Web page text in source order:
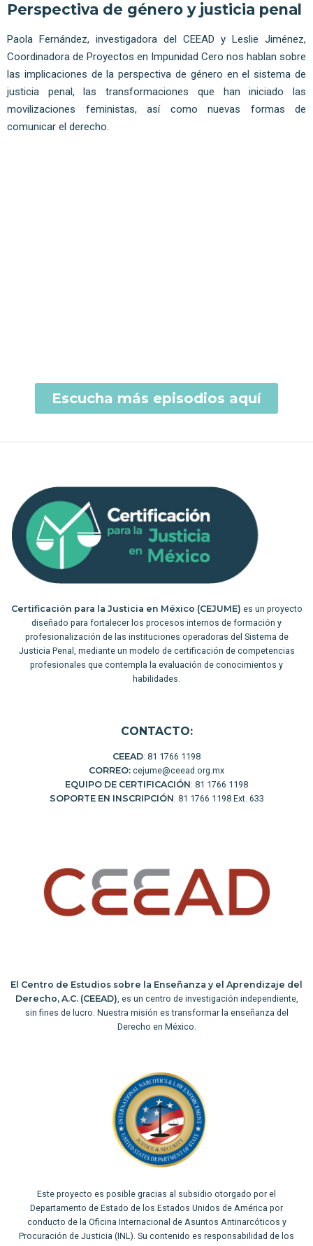
Perspectiva de género y justicia penal
Paola Fernández, investigadora del CEEAD y Leslie Jiménez,
Coordinadora de Proyectos en Impunidad Cero nos hablan sobre
las implicaciones de la perspectiva de género en el sistema de
justicia penal, las transformaciones que han iniciado las
movilizaciones feministas, así como nuevas formas de
comunicar el derecho.
Escucha más episodios aquí
Certificación para la Justicia en México (CEJUME) es un proyecto
diseñado para fortalecer los procesos internos de formación y
profesionalización de las instituciones operadoras del Sistema de
Justicia Penal, mediante un modelo de certificación de competencias
profesionales que contempla la evaluación de conocimientos y
habilidades.
CONTACTO:
CEEAD: 81 1766 1198
CORREO: cejume@ceead.org.mx
EQUIPO DE CERTIFICACIÓN: 81 1766 1198
SOPORTE EN INSCRIPCIÓN: 81 1766 1198 Ext. 633
El Centro de Estudios sobre la Enseñanza y el Aprendizaje del
Derecho, A.C. (CEEAD), es un centro de investigación independiente,
sin fines de lucro. Nuestra misión es transformar la enseñanza del
Derecho en México.
Este proyecto es posible gracias al subsidio otorgado por el
Departamento de Estado de los Estados Unidos de América por
conducto de la Oficina Internacional de Asuntos Antinarcóticos y
Procuración de Justicia (INL). Su contenido es responsabilidad de los